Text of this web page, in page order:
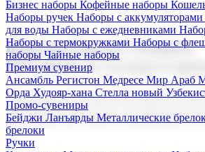
Бизнес наборы Кофейные наборы
Наборы ручек Наборы с аккумуляторами
для воды Наборы с ежедневниками
Наборы с термокружками Наборы с
наборы Чайные наборы
Премиум сувенир
Ансамбль Регистон Медресе Мир Араб
Орда Худояр-хана Стелла новый
Промо-сувениры
Бейджи Ланъярды Металлические
брелоки
Ручки
Корпоративные подарки
Поставка со склада и
Мы предлагаем широкий выбор
сувениров с логотипом. В нашем
продукцию для бизнеса, мероприятия и